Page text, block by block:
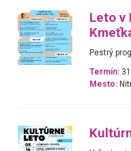
Leto v
Pestrý
Termín:
Mesto: